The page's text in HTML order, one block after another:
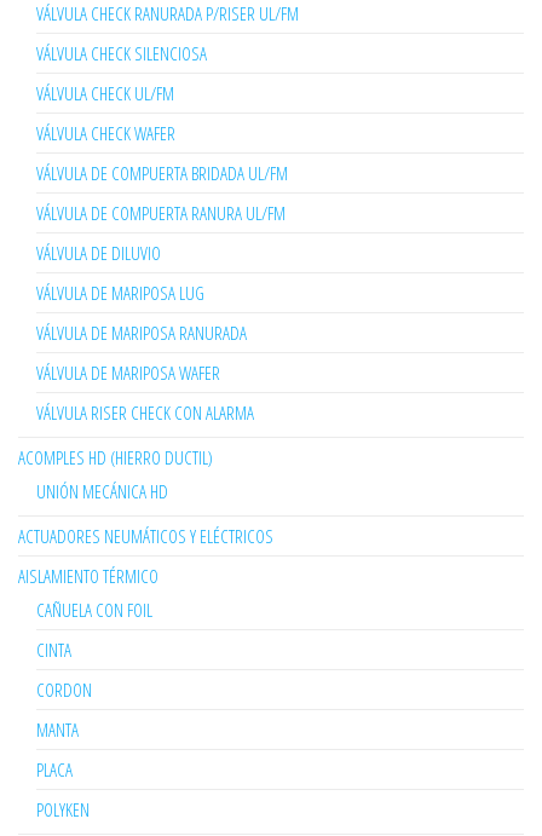
VÁLVULA CHECK RANURADA P/RISER UL/FM
VÁLVULA CHECK SILENCIOSA
VÁLVULA CHECK UL/FM
VÁLVULA CHECK WAFER
VÁLVULA DE COMPUERTA BRIDADA UL/FM
VÁLVULA DE COMPUERTA RANURA UL/FM
VÁLVULA DE DILUVIO
VÁLVULA DE MARIPOSA LUG
VÁLVULA DE MARIPOSA RANURADA
VÁLVULA DE MARIPOSA WAFER
VÁLVULA RISER CHECK CON ALARMA
ACOMPLES HD (HIERRO DUCTIL)
UNIÓN MECÁNICA HD
ACTUADORES NEUMÁTICOS Y ELÉCTRICOS
AISLAMIENTO TÉRMICO
CAÑUELA CON FOIL
CINTA
CORDON
MANTA
PLACA
POLYKEN